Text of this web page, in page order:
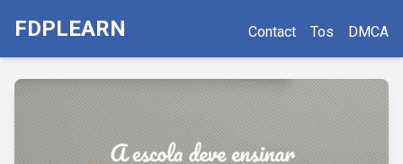
FDPLEARN Contact Tos DMCA